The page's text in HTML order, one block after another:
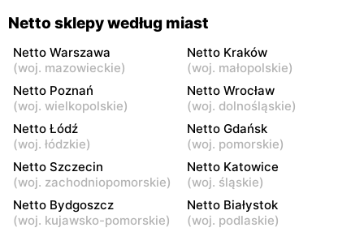
Netto
Warszawa, ul. Wał
Miedzeszyński 69
Netto
Netto
Łomianki, ul. Warszawska
Netto
Piaseczno, ul. Puławska 29
Netto
Piaseczno, ul. Słowackiego
20B
Netto
Legionowo, ul. Zygmunta
Krasińskiego 72
Netto Netto
Netto sklepy według miast
Netto Warszawa
(woj. mazowieckie)
Netto Kraków
(woj. małopolskie)
Netto Poznań
(woj. wielkopolskie)
Netto Wrocław
(woj. dolnośląskie)
Netto Łódź
(woj. łódzkie)
Netto Gdańsk
(woj. pomorskie)
Netto Szczecin
(woj. zachodniopomorskie)
Netto Katowice
(woj. śląskie)
Netto Bydgoszcz
(woj. kujawsko-pomorskie)
Netto Białystok
(woj. podlaskie)